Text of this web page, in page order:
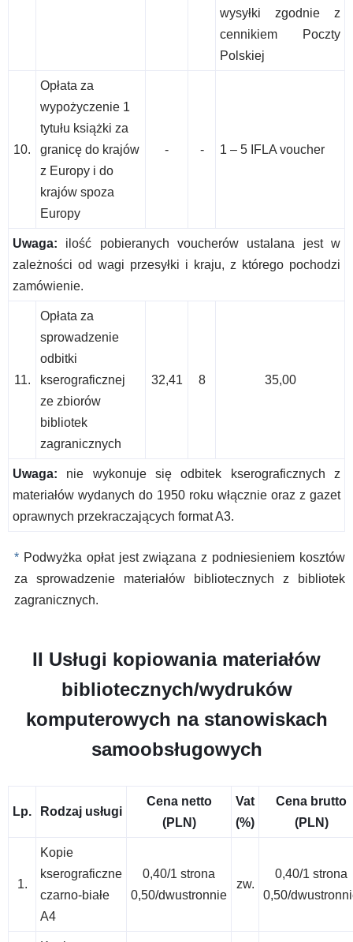
wysyłki zgodnie z
cennikiem Poczty
Polskiej
10.
Opłata za
wypożyczenie 1
tytułu książki za
granicę do krajów
z Europy i do
krajów spoza
Europy
- - 1 – 5 IFLA voucher
Uwaga: ilość pobieranych voucherów ustalana jest w
zależności od wagi przesyłki i kraju, z którego pochodzi
zamówienie.
11.
Opłata za
sprowadzenie
odbitki
kserograficznej
ze zbiorów
bibliotek
zagranicznych
32,41 8 35,00
Uwaga: nie wykonuje się odbitek kserograficznych z
materiałów wydanych do 1950 roku włącznie oraz z gazet
oprawnych przekraczających format A3.
* Podwyżka opłat jest związana z podniesieniem kosztów
za sprowadzenie materiałów bibliotecznych z bibliotek
zagranicznych.
II Usługi kopiowania materiałów
bibliotecznych/wydruków
komputerowych na stanowiskach
samoobsługowych
Lp. Rodzaj usługi
Cena netto
(PLN)
Vat
(%)
Cena brutto
(PLN)
1.
Kopie
kserograficzne
czarno-białe
A4
0,40/1 strona
0,50/dwustronnie
zw.
0,40/1 strona
0,50/